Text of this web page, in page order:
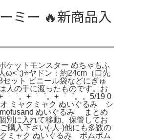
ー 🔥新商品入
ケットモンスター めちゃもふ
ット ビニール袋などにぎゅ
人の手に渡ったものです。お
゜。+゜゜。+゜゜。。5/19 0
オ ミャクミャク ぬいぐるみ シ
mofusand ぬいぐるみ まとめ
別に入れて移動、保管してお
入下さい(‐人‐)他にも多数の
ミャク ぬいぐるみ ポムポム